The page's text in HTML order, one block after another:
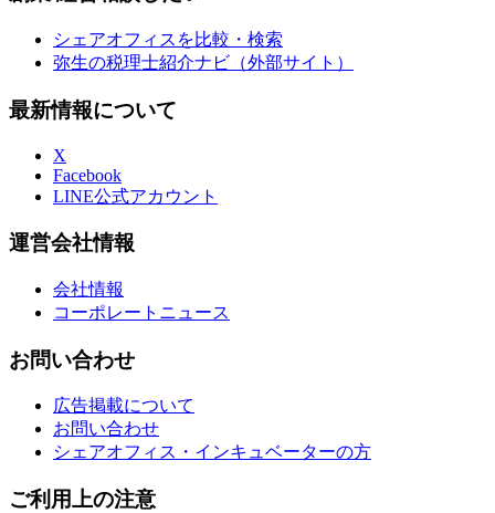
シェアオフィスを比較・検索
弥生の税理士紹介ナビ（外部サイト）
最新情報について
X
Facebook
LINE公式アカウント
運営会社情報
会社情報
コーポレートニュース
お問い合わせ
広告掲載について
お問い合わせ
シェアオフィス・インキュベーターの方
ご利用上の注意